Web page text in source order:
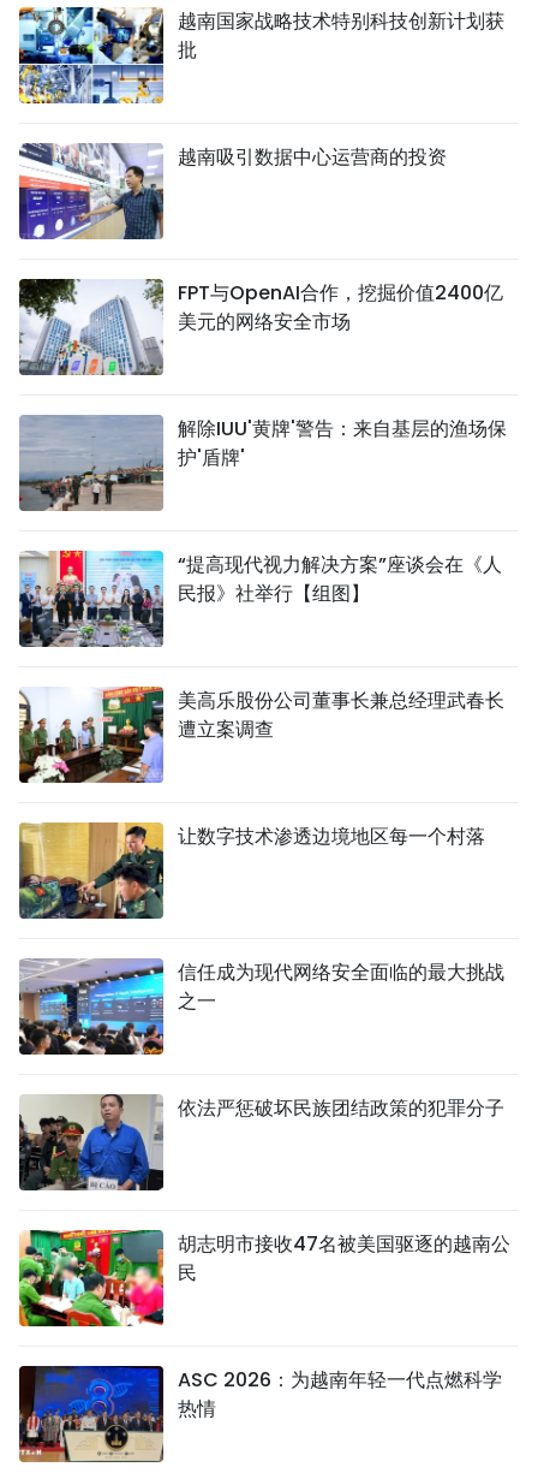
越南国家战略技术特别科技创新计划获
批
越南吸引数据中心运营商的投资
FPT与OpenAI合作，挖掘价值2400亿
美元的网络安全市场
解除IUU'黄牌'警告：来自基层的渔场保
护'盾牌'
“提高现代视力解决方案”座谈会在《人
民报》社举行【组图】
美高乐股份公司董事长兼总经理武春长
遭立案调查
让数字技术渗透边境地区每一个村落
信任成为现代网络安全面临的最大挑战
之一
依法严惩破坏民族团结政策的犯罪分子
胡志明市接收47名被美国驱逐的越南公
民
ASC 2026：为越南年轻一代点燃科学
热情